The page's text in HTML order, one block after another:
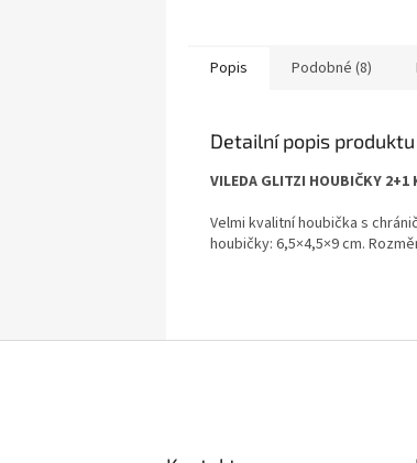
Popis Podobné (8)
Detailní popis produktu
VILEDA GLITZI HOUBIČKY 2+1
Velmi kvalitní houbička s
houbičky: 6,5×4,5×9 cm.